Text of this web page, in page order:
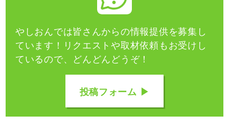
やしおんでは皆さんからの情報提供を募集し
ています！ リクエストや取材依頼もお受けし
ているので、どんどんどうぞ！
投稿フォーム ▶